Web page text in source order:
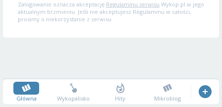
Zalogowanie oznacza akceptację Regulaminu serwisu Wykop.pl w jego
aktualnym brzmieniu. Jeśli nie akceptujesz Regulaminu w całości,
prosimy o niekorzystanie z serwisu.
Główna Wykopalisko Hity Mikroblog